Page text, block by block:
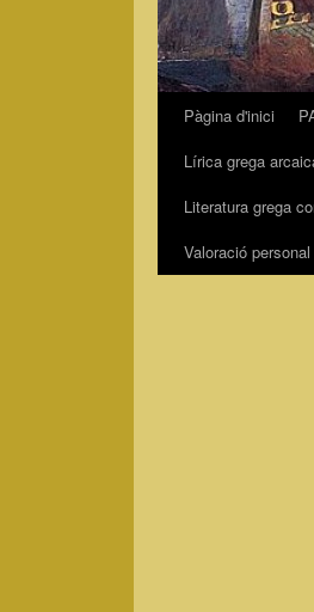
Vés
contingut
Pàgina d'inici
Lírica grega
Literatura grega
Valoració personal